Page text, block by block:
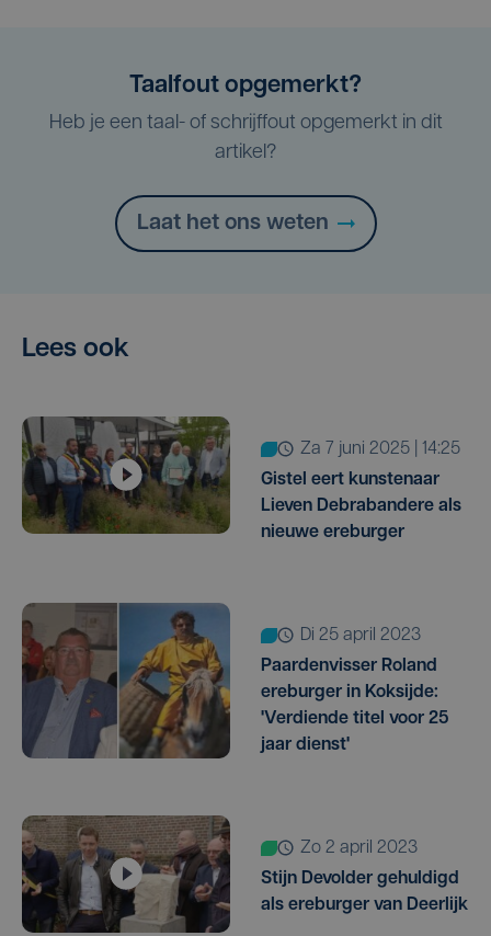
Taalfout opgemerkt?
Heb je een taal- of schrijffout opgemerkt in dit
artikel?
Laat het ons weten
Lees ook
za 7 juni 2025 | 14:25
Gistel eert kunstenaar
Lieven Debrabandere als
nieuwe ereburger
di 25 april 2023
Paardenvisser Roland
ereburger in Koksijde:
'Verdiende titel voor 25
jaar dienst'
zo 2 april 2023
Stijn Devolder gehuldigd
als ereburger van Deerlijk